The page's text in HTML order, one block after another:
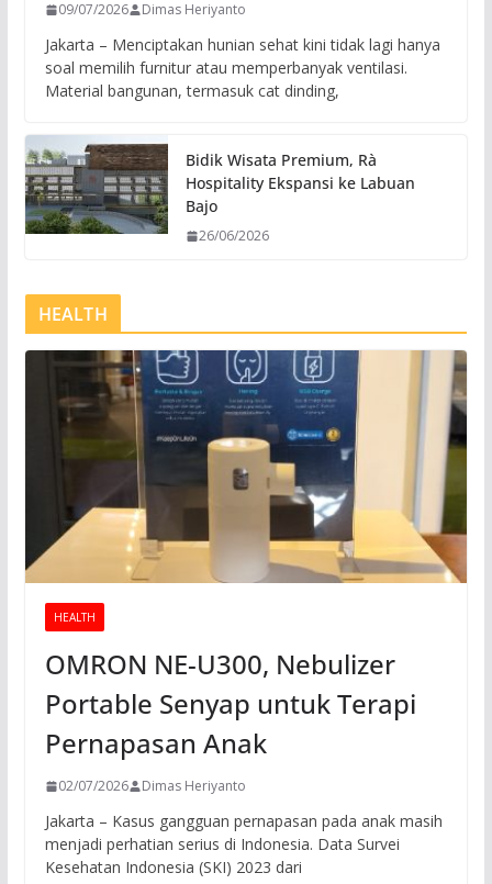
09/07/2026 Dimas Heriyanto
Jakarta – Menciptakan hunian sehat kini tidak lagi hanya
soal memilih furnitur atau memperbanyak ventilasi.
Material bangunan, termasuk cat dinding,
Bidik Wisata Premium, Rà
Hospitality Ekspansi ke Labuan
Bajo
26/06/2026
HEALTH
HEALTH
OMRON NE-U300, Nebulizer
Portable Senyap untuk Terapi
Pernapasan Anak
02/07/2026 Dimas Heriyanto
Jakarta – Kasus gangguan pernapasan pada anak masih
menjadi perhatian serius di Indonesia. Data Survei
Kesehatan Indonesia (SKI) 2023 dari